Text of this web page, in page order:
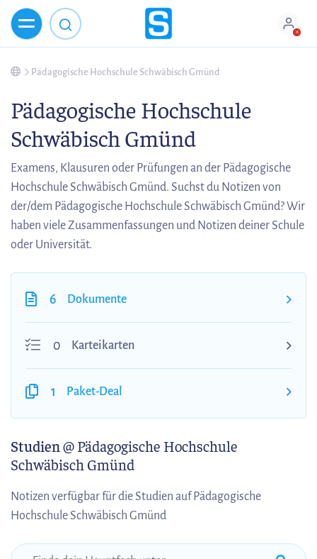
Pädagogische Hochschule Schwäbisch Gmünd
Pädagogische Hochschule
Schwäbisch Gmünd
Examens, Klausuren oder Prüfungen an der Pädagogische
Hochschule Schwäbisch Gmünd. Suchst du Notizen von
der/dem Pädagogische Hochschule Schwäbisch Gmünd? Wir
haben viele Zusammenfassungen und Notizen deiner Schule
oder Universität.
6 Dokumente
0 Karteikarten
1 Paket-Deal
Studien@ Pädagogische Hochschule
Schwäbisch Gmünd
Notizen verfügbar für die Studien auf Pädagogische
Hochschule Schwäbisch Gmünd